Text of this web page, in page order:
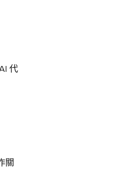
代
關